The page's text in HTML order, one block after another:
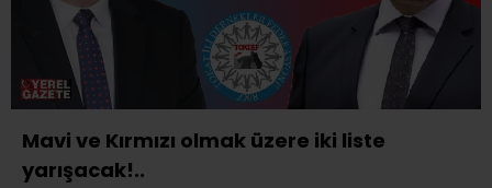
Mavi ve Kırmızı olmak üzere iki liste
yarışacak!..